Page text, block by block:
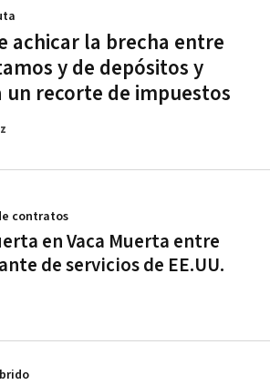
achicar la brecha entre
y de depósitos y
un recorte de impuestos
en Vaca Muerta entre
de servicios de EE.UU.
contratos